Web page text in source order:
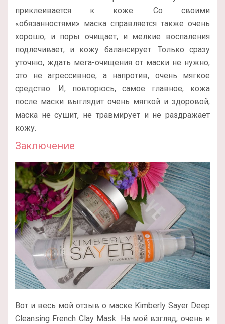
приклеивается к коже. Со своими
«обязанностями» маска справляется также очень
хорошо, и поры очищает, и мелкие воспаления
подлечивает, и кожу балансирует. Только сразу
уточню, ждать мега-очищения от маски не нужно,
это не агрессивное, а напротив, очень мягкое
средство. И, повторюсь, самое главное, кожа
после маски выглядит очень мягкой и здоровой,
маска не сушит, не травмирует и не раздражает
кожу.
Заключение
Вот и весь мой отзыв о маске Kimberly Sayer Deep
Cleansing French Clay Mask. На мой взгляд, очень и